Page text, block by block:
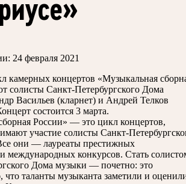
24 февраля 2021
камерных концертов «Музыкальная
солисты Санкт-Петербургского Дома
Васильев (кларнет) и Андрей Телков
состоится 3 марта.
России» — это цикл концертов,
участие солисты Санкт-
они — лауреаты престижных
международных конкурсов. Стать
Дома музыки — почетно: это
что таланты музыканта заметили и